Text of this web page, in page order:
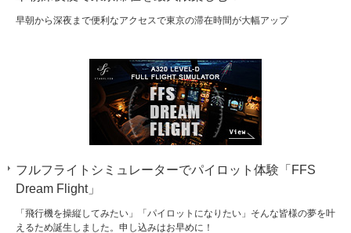
早朝から深夜まで便利なアクセスで東京の滞在時間が大幅アップ
フルフライトシミュレーターでパイロット体験「FFS
Dream Flight」
「飛行機を操縦してみたい」「パイロットになりたい」そんな皆様の夢を叶
えるため誕生しました。申し込みはお早めに！